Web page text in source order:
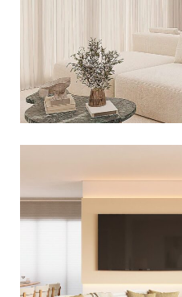
DECORAÇÃO
Decoração